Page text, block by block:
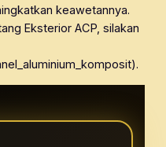
keawetannya.
Eksterior ACP, silakan